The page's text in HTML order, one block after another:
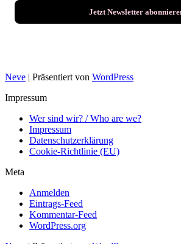
Neve | Präsentiert von WordPress
Impressum
Wer sind wir? / Who are we?
Impressum
Datenschutzerklärung
Cookie-Richtlinie (EU)
Meta
Anmelden
Eintrags-Feed
Kommentar-Feed
WordPress.org